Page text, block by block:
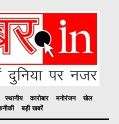
स्थानीय कारोबार मनोरंजन
खेल
बड़ी खबरें